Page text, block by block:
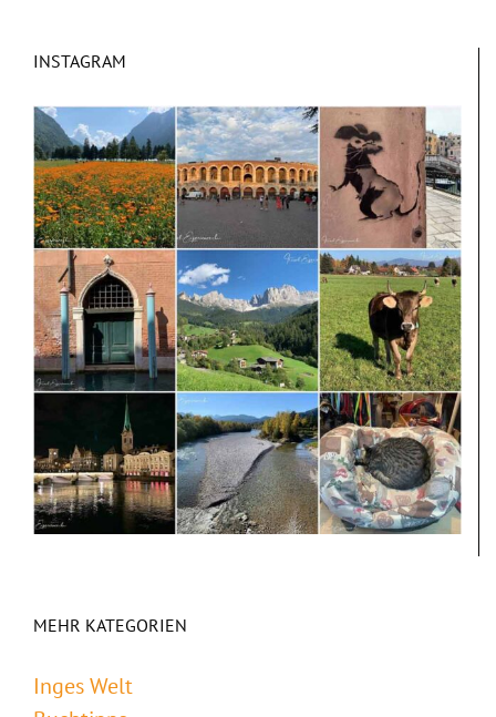
INSTAGRAM
MEHR KATEGORIEN
Inges Welt